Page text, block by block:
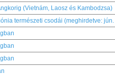
(Vietnám, Laosz és Kambodzsa)
természeti csodái (meghirdetve: